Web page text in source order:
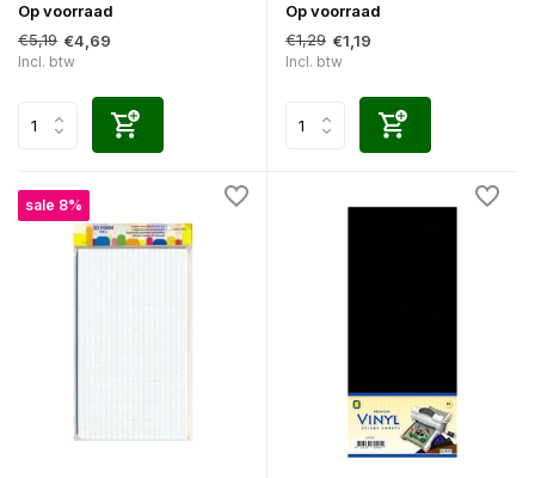
Op voorraad
€5,19 €4,69
Incl. btw
Op voorraad
€1,29 €1,19
Incl. btw
sale 8%